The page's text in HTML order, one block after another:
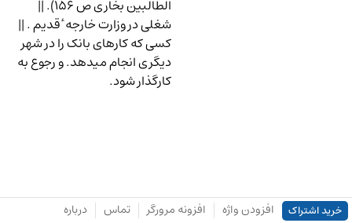
الطالبین بخاری ص156
). ||
شغلی در وزارت خارجه ٔ قدیم . ||
کسی که کارهای بانک را در شهر
دیگری انجام میدهد. و رجوع به
کارگذار شود.
خرید اشتراک افزودن واژه افزونه مرورگر تماس درباره